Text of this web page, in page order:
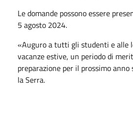
Le domande possono essere
5 agosto 2024.
«Auguro a tutti gli studenti e alle
vacanze estive, un periodo di
preparazione per il prossimo
la Serra.